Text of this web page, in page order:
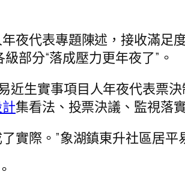
夜代表專題陳述，接收滿足
部分“落成壓力更年夜了”。
近生實事項目人年夜代表票
集看法、投票決議、監視落
實際。”象湖鎮東升社區居平